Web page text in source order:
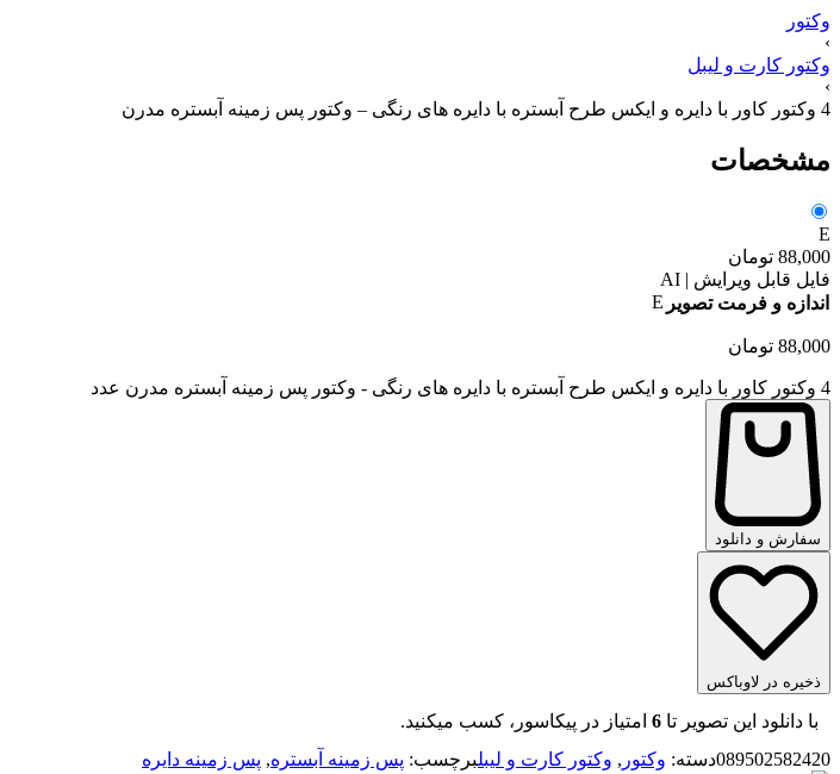
وکتور
›
وکتور کارت و لیبل
›
4 وکتور کاور با دایره و ایکس طرح آبستره با دایره های رنگی – وکتور پس زمینه آبستره مدرن
مشخصات
E
88,000 تومان
فایل قابل ویرایش | AI
اندازه و فرمت تصویر E
88,000 تومان
4 وکتور کاور با دایره و ایکس طرح آبستره با دایره های رنگی - وکتور پس زمینه آبستره مدرن عدد
سفارش و دانلود
ذخیره در لاوباکس
با دانلود این تصویر تا 6 امتیاز در پیکاسور، کسب میکنید.
089502582420دسته: وکتور , وکتور کارت و لیبلبرچسب: پس زمینه آبستره, پس زمینه دایره